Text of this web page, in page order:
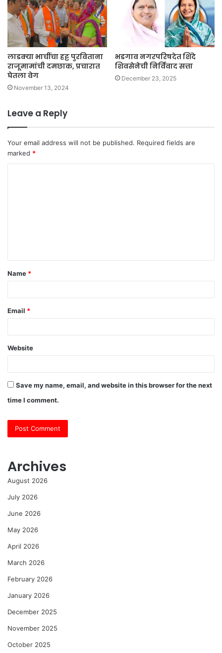
लाडक्या भाचींचा हट्ट पुरविताना
राजूमामांची दमछाक, प्रचारात
घेतला वेग
November 13, 2024
भडगाव नगरपरिषदेत शिंदे
शिवसेनेची निर्विवाद सत्ता
December 23, 2025
Leave a Reply
Your email address will not be published. Required fields are
marked *
t
*
Name *
Email *
Website
Save my name, email, and website in this browser for the next
time I comment.
Archives
August 2026
July 2026
June 2026
May 2026
April 2026
March 2026
February 2026
January 2026
December 2025
November 2025
October 2025